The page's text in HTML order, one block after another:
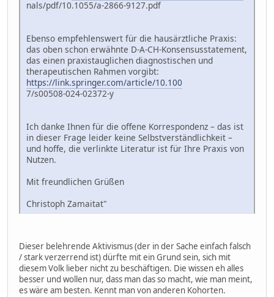
nals/pdf/10.1055/a-2866-9127.pdf
Ebenso empfehlenswert für die hausärztliche Praxis:
das oben schon erwähnte D-A-CH-Konsensusstatement,
das einen praxistauglichen diagnostischen und
therapeutischen Rahmen vorgibt:
https://link.springer.com/article/10.100
7/s00508-024-02372-y
Ich danke Ihnen für die offene Korrespondenz – das ist
in dieser Frage leider keine Selbstverständlichkeit –
und hoffe, die verlinkte Literatur ist für Ihre Praxis von
Nutzen.
Mit freundlichen Grüßen
Christoph Zamaitat"
Dieser belehrende Aktivismus (der in der Sache einfach falsch
/ stark verzerrend ist) dürfte mit ein Grund sein, sich mit
diesem Volk lieber nicht zu beschäftigen. Die wissen eh alles
besser und wollen nur, dass man das so macht, wie man meint,
es wäre am besten. Kennt man von anderen Kohorten.